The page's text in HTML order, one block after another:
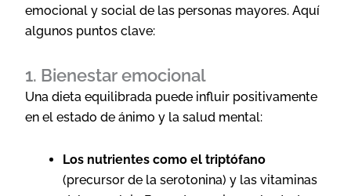
emocional y social de las personas mayores. Aquí
algunos puntos clave:
1. Bienestar emocional
Una dieta equilibrada puede influir positivamente
en el estado de ánimo y la salud mental:
Los nutrientes como el triptófano
(precursor de la serotonina) y las vitaminas